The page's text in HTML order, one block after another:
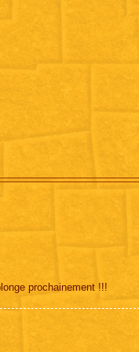
prochainement !!!